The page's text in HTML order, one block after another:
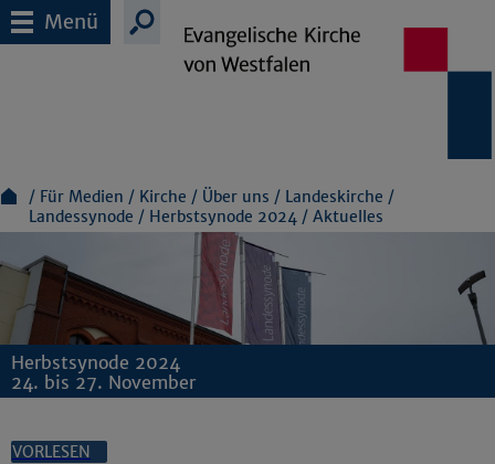
Menü
Für Medien Kirche Über uns
Landeskirche
Landessynode
Herbstsynode 2024 Aktuelles
Herbstsynode 2024
24. bis 27. November
VORLESEN